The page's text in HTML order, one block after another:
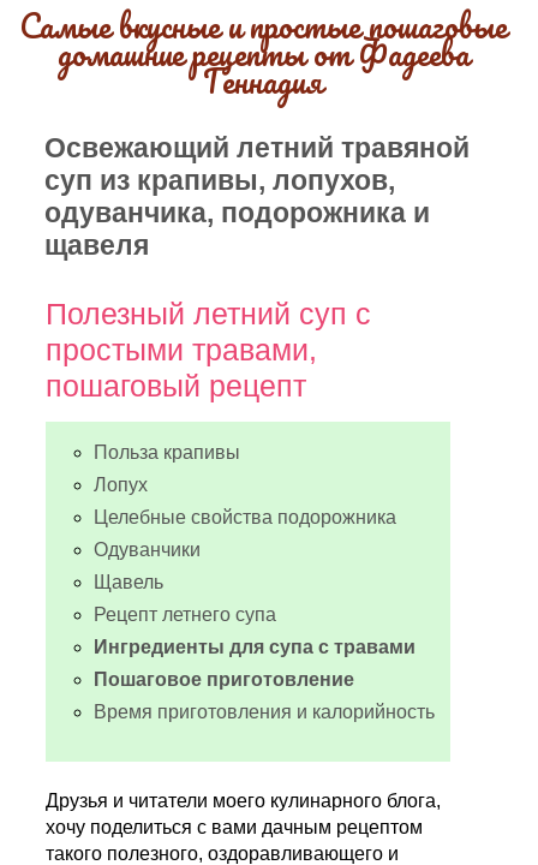
Самые вкусные и простые пошаговые
домашние рецепты от Фадеева
Геннадия
Освежающий летний травяной
суп из крапивы, лопухов,
одуванчика, подорожника и
щавеля
Полезный летний суп с
простыми травами,
пошаговый рецепт
Польза крапивы
Лопух
Целебные свойства подорожника
Одуванчики
Щавель
Рецепт летнего супа
Ингредиенты для супа с травами
Пошаговое приготовление
Время приготовления и калорийность
Друзья и читатели моего кулинарного блога,
хочу поделиться с вами дачным рецептом
такого полезного, оздоравливающего и